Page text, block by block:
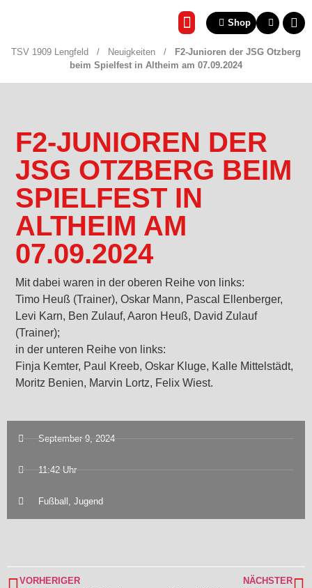
Shop
TSV 1909 Lengfeld / Neuigkeiten /
F2-Junioren der JSG Otzberg
beim Spielfest in Altheim am 07.09.2024
September 9, 2024
11:42 Uhr
Fußball , Jugend
F2-JUNIOREN DER
JSG OTZBERG BEIM
SPIELFEST IN
ALTHEIM AM
07.09.2024
Mit dabei waren in der oberen Reihe von links:
Timo Heuß (Trainer), Oskar Mann, Pascal Ellenberger,
Levi Karn, Ben Zulauf, Aaron Heuß, David Zulauf
(Trainer);
in der unteren Reihe von links:
Finja Kemter, Paul Kreeb, Oskar Kluge, Kalle Mittelstädt,
Moritz Benien, Marvin Lortz, Felix Wiest.
VORHERIGER
NÄCHSTER